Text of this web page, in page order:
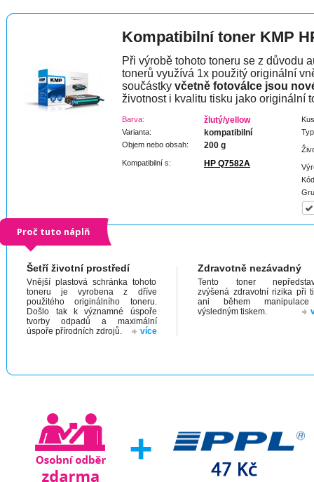
Kompatibilní toner KMP
Při výrobě tohoto toneru se z důvodu
tonerů využívá 1x použitý originální
součástky včetně fotoválce jsou
životnost i kvalitu tisku jako originální
Barva: žlutý/yellow
Varianta: kompatibilní
Objem nebo obsah: 200 g
Kompatibilní s: HP Q7582A
Proč tuto náplň
Šetří životní prostředí
Vnější plastová schránka tohoto
toneru je vyrobena z dříve
použitého originálního toneru.
Došlo tak k významné úspoře
tvorby odpadů a maximální
úspoře přírodních zdrojů.
více
Zdravotně nezávadný
Tento toner
zvýšená zdravotní rizika při
ani během
výsledným tiskem.